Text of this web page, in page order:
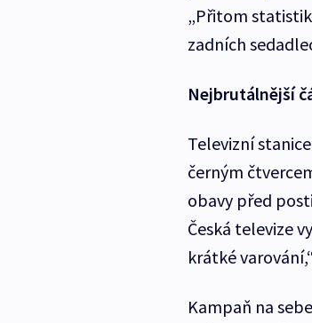
„Přitom
zadních
Nejbrutálnější
Televizní
černým
obavy před
Česká televize
krátké
Kampaň na